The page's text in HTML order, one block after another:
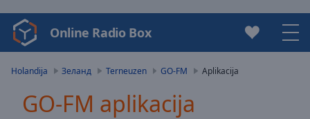
Video
Player
Play
Video
Online Radio Box
Holandija Зеланд Terneuzen GO-FM Aplikacija
GO-FM aplikacija